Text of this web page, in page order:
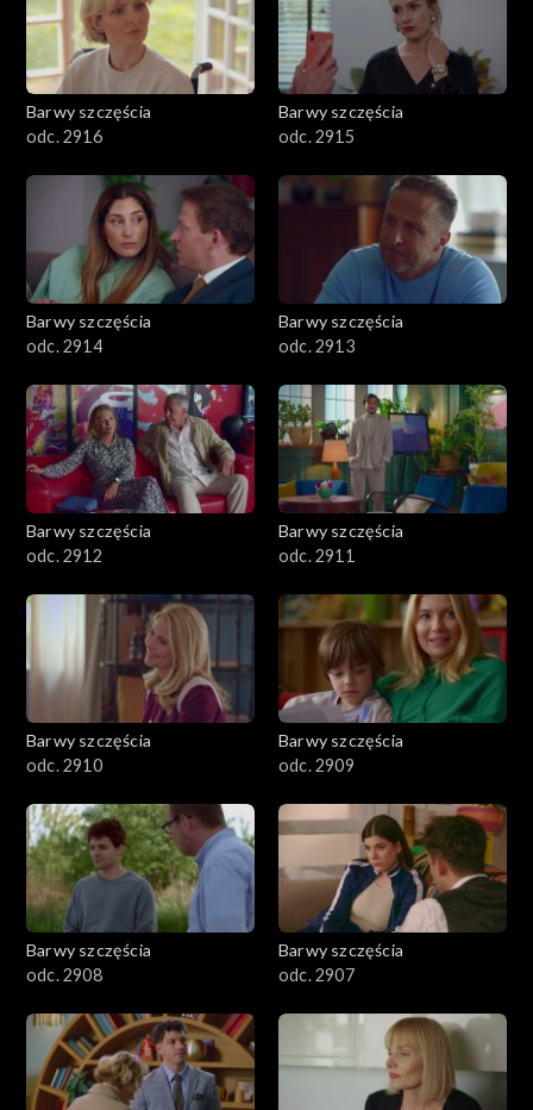
Barwy szczęścia
odc. 2916
Barwy szczęścia
odc. 2915
Barwy szczęścia
odc. 2914
Barwy szczęścia
odc. 2913
Barwy szczęścia
odc. 2912
Barwy szczęścia
odc. 2911
Barwy szczęścia
odc. 2910
Barwy szczęścia
odc. 2909
Barwy szczęścia
odc. 2908
Barwy szczęścia
odc. 2907